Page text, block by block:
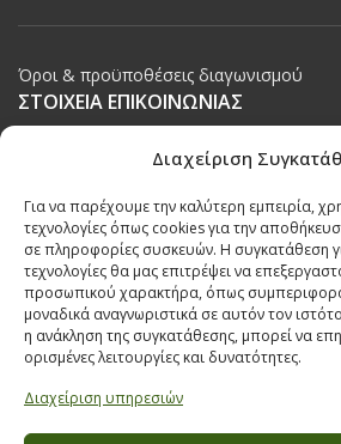
Διαχείριση
Για να παρέχουμε την καλύτερη εμπειρία,
τεχνολογίες όπως cookies για την
σε πληροφορίες συσκευών. Η συγκατάθεση
τεχνολογίες θα μας επιτρέψει να
προσωπικού χαρακτήρα, όπως
μοναδικά αναγνωριστικά σε αυτόν τον
η ανάκληση της συγκατάθεσης, μπορεί να
ορισμένες λειτουργίες και δυνατότητες.
Διαχείριση υπηρεσιών
Όροι & προϋποθέσεις διαγωνισμού
ΣΤΟΙΧΕΙΑ ΕΠΙΚΟΙΝΩΝΙΑΣ
Παπαναστασίου 209,
Τηλ:231 030 9709,231 035 1630
Email:info@ecobuildings.gr
Email:eshop@ecobuildings.gr
ΟΡΟΙ ΧΡΗΣΗΣ
ΠΟΛΙΤΙΚΗ ΑΠΟΡΡΗΤΟΥ
ΒΡΕΙΤΕ ΜΑΣ ΣΤΟ ΧΑΡΤΗ